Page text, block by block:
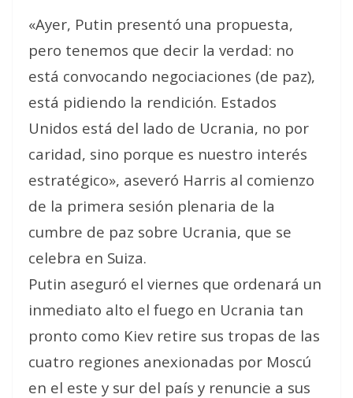
«Ayer, Putin presentó una propuesta,
pero tenemos que decir la verdad: no
está convocando negociaciones (de paz),
está pidiendo la rendición. Estados
Unidos está del lado de Ucrania, no por
caridad, sino porque es nuestro interés
estratégico», aseveró Harris al comienzo
de la primera sesión plenaria de la
cumbre de paz sobre Ucrania, que se
celebra en Suiza.
Putin aseguró el viernes que ordenará un
inmediato alto el fuego en Ucrania tan
pronto como Kiev retire sus tropas de las
cuatro regiones anexionadas por Moscú
en el este y sur del país y renuncie a sus